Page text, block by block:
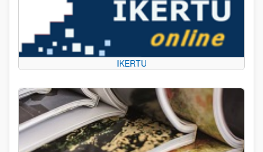
IKERTU